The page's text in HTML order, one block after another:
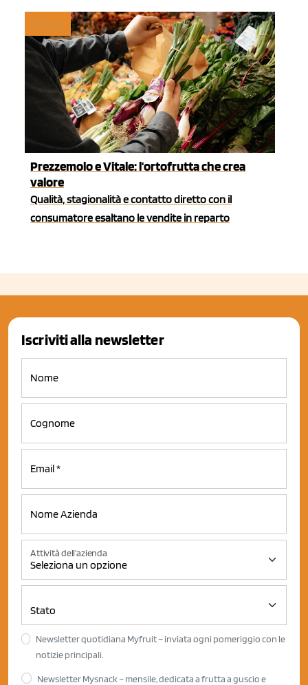
Prezzemolo e Vitale: l'ortofrutta che crea
valore
Qualità, stagionalità e contatto diretto con il
consumatore esaltano le vendite in reparto
Iscriviti alla newsletter
Attività dell'azienda
Newsletter quotidiana Myfruit – inviata ogni pomeriggio con le
notizie principali.
Newsletter Mysnack – mensile, dedicata a frutta a guscio e